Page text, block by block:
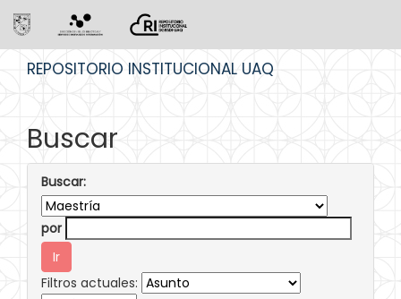
REPOSITORIO INSTITUCIONAL UAQ
Buscar
Buscar:
por
Filtros actuales: